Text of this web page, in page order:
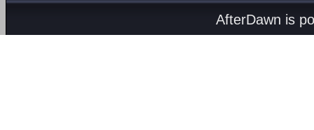
AfterDawn is